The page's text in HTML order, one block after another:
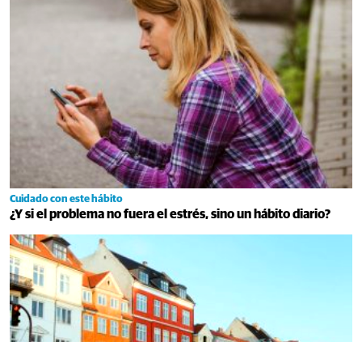
Cuidado con este hábito
¿Y si el problema no fuera el estrés, sino un hábito diario?